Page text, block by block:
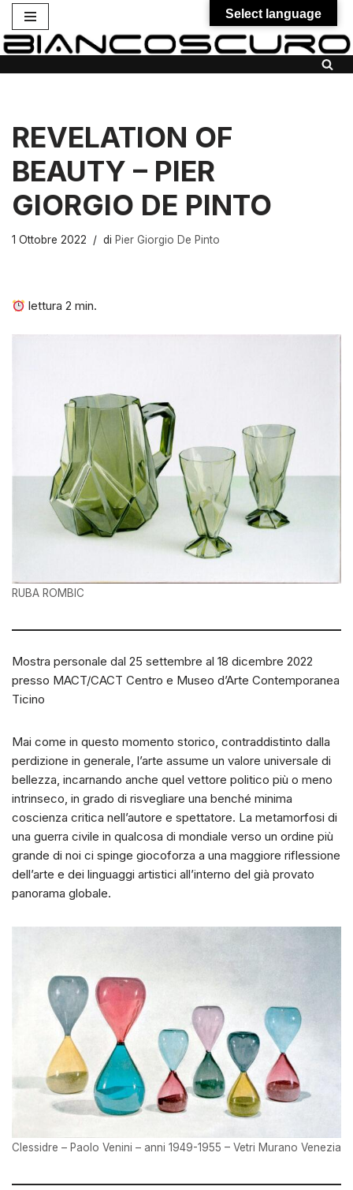
Vai
REVELATION OF
BEAUTY – PIER
GIORGIO DE PINTO
1 Ottobre 2022 di Pier Giorgio De Pinto
lettura2 min.
RUBA ROMBIC
Mostra personale dal 25 settembre al 18 dicembre 2022
presso MACT/CACT Centro e Museo d’Arte Contemporanea
Ticino
Mai come in questo momento storico, contraddistinto dalla
perdizione in generale, l’arte assume un valore universale di
bellezza, incarnando anche quel vettore politico più o meno
intrinseco, in grado di risvegliare una benché minima
coscienza critica nell’autore e spettatore. La metamorfosi di
una guerra civile in qualcosa di mondiale verso un ordine più
grande di noi ci spinge giocoforza a una maggiore riflessione
dell’arte e dei linguaggi artistici all’interno del già provato
panorama globale.
Clessidre – Paolo Venini – anni 1949-1955 – Vetri Murano Venezia
Select language